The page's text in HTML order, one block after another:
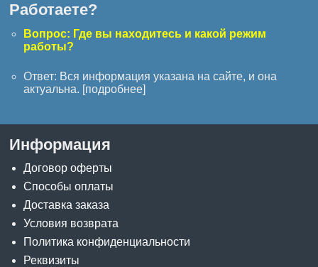
Работаете?
Вопрос: Где вы находитесь и какой режим
работы?
Ответ: Вся информация указана на сайте, и она
актуальна. [подробнее]
Информация
Договор оферты
Способы оплаты
Доставка заказа
Условия возврата
Политика конфиденциальности
Реквизиты